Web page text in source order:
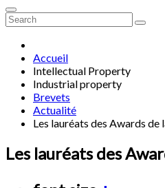
Accueil
Intellectual Property
Industrial property
Brevets
Actualité
Les lauréats des Awards
Les lauréats des